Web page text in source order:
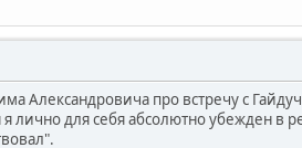
Александровича про встречу с
лично для себя абсолютно убежден в